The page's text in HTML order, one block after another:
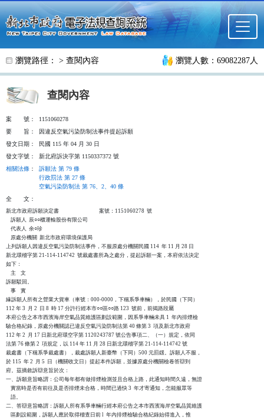
跳至主要內容
瀏覽路徑： > 查閱內容 瀏覽人數：69082287人
查閱內容
案 號：
1151060278
要
旨：
因違反空氣污染防制法事件提起訴願
發文日期：
民國 115 年 04 月 30 日
發文字號：
新北府訴決字第 1150337372 號
相關法條 ：
訴願法 第 79 條
行政罰法 第 27 條
空氣污染防制法 第 76、2、40 條
全
文：
新北市政府訴願決定書                                  案號：1151060278  號
    訴願人  辰○○櫃運輸股份有限公司
    代表人  余○珍
    原處分機關  新北市政府環境保護局
上列訴願人因違反空氣污染防制法事件，不服原處分機關民國 114  年 11 月 28 日
新北環稽字第 21-114-114742  號裁處書所為之處分，提起訴願一案，本府依法決定
如下：
    主    文
訴願駁回。
    事    實
緣訴願人所有之營業大貨車（車號：000-0000，下稱系爭車輛），於民國（下同）
112 年 3  月 2  日 8  時 17 分許行經本市○○區○○路 123  號前，前揭路段屬
本府公告之本市西濱海岸空氣品質維護區劃設範圍，因系爭車輛未具 1  年內排煙檢
驗合格紀錄，原處分機關認已違反空氣污染防制法第 40 條第 3  項及新北市政府
112 年 2  月 17 日新北府環空字第 1120243787 號公告事項二、（一）規定，依同
法第 76 條第 2  項規定，以 114 年 11 月 28 日新北環稽字第 21-114-114742 號
裁處書（下稱系爭裁處書），裁處訴願人新臺幣（下同）500 元罰鍰。訴願人不服，
於 115  年 2  月 5  日（機關收文日）提起本件訴願，並據原處分機關檢卷答辯到
府。茲摘敘訴辯意旨於次：
一、訴願意旨略謂：公司每年都有做排煙檢測並且合格上路，此通知時間久遠，無證
    實當時是否有前往及是否排煙未合格，時間已過快 3  年才寄通知，怎能服眾等
    語。
二、答辯意旨略謂：訴願人所有系爭車輛行經本府公告之本市西濱海岸空氣品質維護
    區劃設範圍，訴願人應於取得稽查日前 l  年內排煙檢驗合格紀錄始得進入，惟